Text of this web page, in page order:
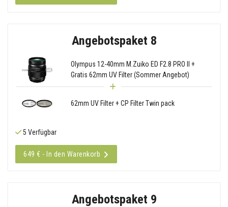
Angebotspaket 8
Olympus 12-40mm M.Zuiko ED F2.8 PRO II +
Gratis 62mm UV Filter (Sommer Angebot)
62mm UV Filter + CP Filter Twin pack
5 Verfügbar
649 € - In den Warenkorb
Angebotspaket 9